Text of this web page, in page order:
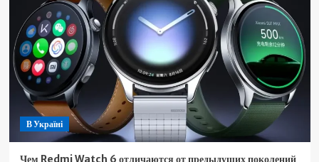
В Україні
Чем Redmi Watch 6 отличаются от предыдущих поколений